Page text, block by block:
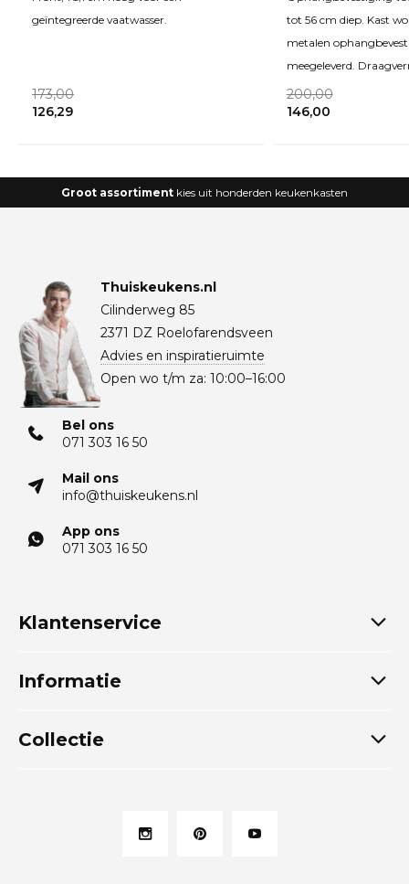
geïntegreerde vaatwasser.
173,00
126,29
tot 56 cm diep. Kast
metalen
meegeleverd.
kast
200,00
146,00
Groot assortiment kies uit honderden keukenkasten
Thuiskeukens.nl
Cilinderweg 85
2371 DZ Roelofarendsveen
Advies en inspiratieruimte
Open wo t/m za: 10:00–16:00
Bel ons
071 303 16 50
Mail ons
info@thuiskeukens.nl
App ons
071 303 16 50
Klantenservice
Informatie
Collectie